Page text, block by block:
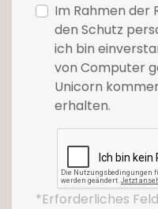
Für weitere
bitte unter 26 54 17
Im Rahmen der
den Schutz
ich bin
von Computer
Unicorn
erhalten.
*Erforderliches Feld